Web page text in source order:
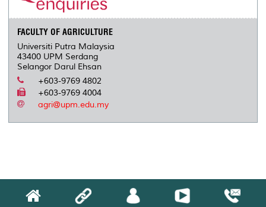
FACULTY OF AGRICULTURE
Universiti Putra Malaysia
43400 UPM Serdang
Selangor Darul Ehsan
+603-9769 4802
+603-9769 4004
agri@upm.edu.my